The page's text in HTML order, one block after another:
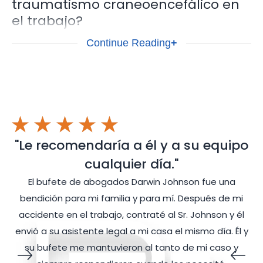
traumatismo craneoencefálico en
el trabajo?
Lesionarse en el trabajo puede ocurrir sin apenas aviso y
adrenalina puede enmascarar cualquier síntoma que
pueda sentir inicialmente y retrasar el dolor de su
traumatismo craneoencefálico durante horas e incluso
Esta realidad hace que reconocer que te han hecho daño
sea difícil, y puede que intentes decirte a ti mismo que no
es nada por lo que debas preocuparte. Comprendemos
su deseo de seguir trabajando y no perder unos ingresos
muy necesarios ni acumular facturas médicas. Pero la
Continue Reading+
"Le recomendaría a él y a su equipo
cualquier día."
El bufete de abogados Darwin Johnson fue una
bendición para mi familia y para mí. Después de mi
accidente en el trabajo, contraté al Sr. Johnson y él
envió a su asistente legal a mi casa el mismo día. Él y
su bufete me mantuvieron al tanto de mi caso y